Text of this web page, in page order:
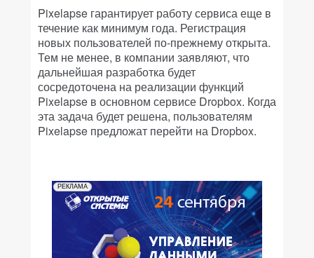
Pixelapse гарантирует работу сервиса еще в
течение как минимум года. Регистрация
новых пользователей по-прежнему открыта.
Тем не менее, в компании заявляют, что
дальнейшая разработка будет
сосредоточена на реализации функций
Pixelapse в основном сервисе Dropbox. Когда
эта задача будет решена, пользователям
Pixelapse предложат перейти на Dropbox.
РЕКЛАМА